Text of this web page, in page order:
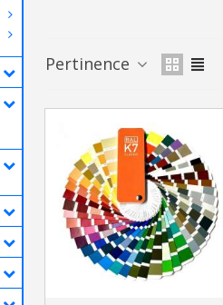
Pertinence